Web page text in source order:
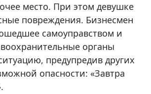
место. При этом девушке
повреждения. Бизнесмен
самоуправством и
органы
предупредив других
опасности: «Завтра